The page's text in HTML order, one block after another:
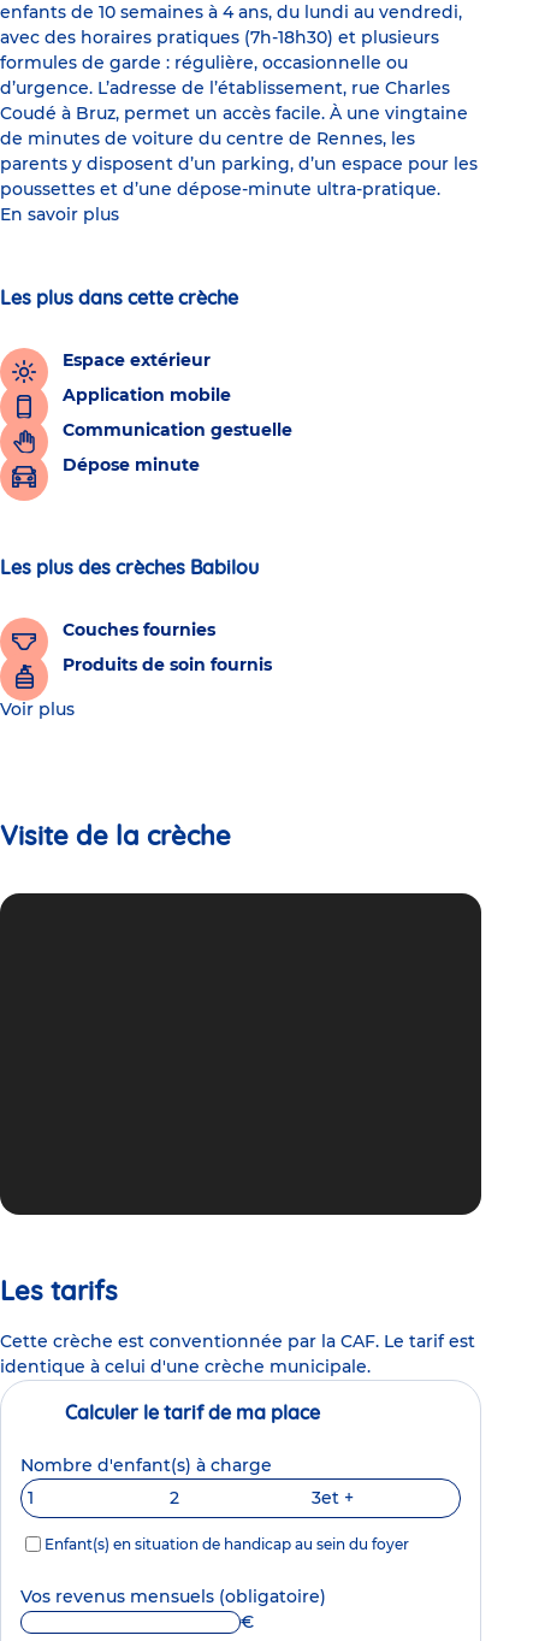
enfants de 10 semaines à 4 ans, du lundi au vendredi,
avec des horaires pratiques (7h-18h30) et plusieurs
formules de garde : régulière, occasionnelle ou
d’urgence. L’adresse de l’établissement, rue Charles
Coudé à Bruz, permet un accès facile. À une vingtaine
de minutes de voiture du centre de Rennes, les
parents y disposent d’un parking, d’un espace pour les
poussettes et d’une dépose-minute ultra-pratique.
En savoir plus
Les plus dans cette crèche
Espace extérieur
Application mobile
Communication gestuelle
Dépose minute
Les plus des crèches Babilou
Couches fournies
Produits de soin fournis
Voir plus
Visite de la crèche
Les tarifs
Cette crèche est conventionnée par la CAF. Le tarif est
identique à celui d'une crèche municipale.
Calculer le tarif de ma place
Nombre d'enfant(s) à charge
1
2 3et +
Enfant(s) en situation de handicap au sein du foyer
Vos revenus mensuels (obligatoire)
€